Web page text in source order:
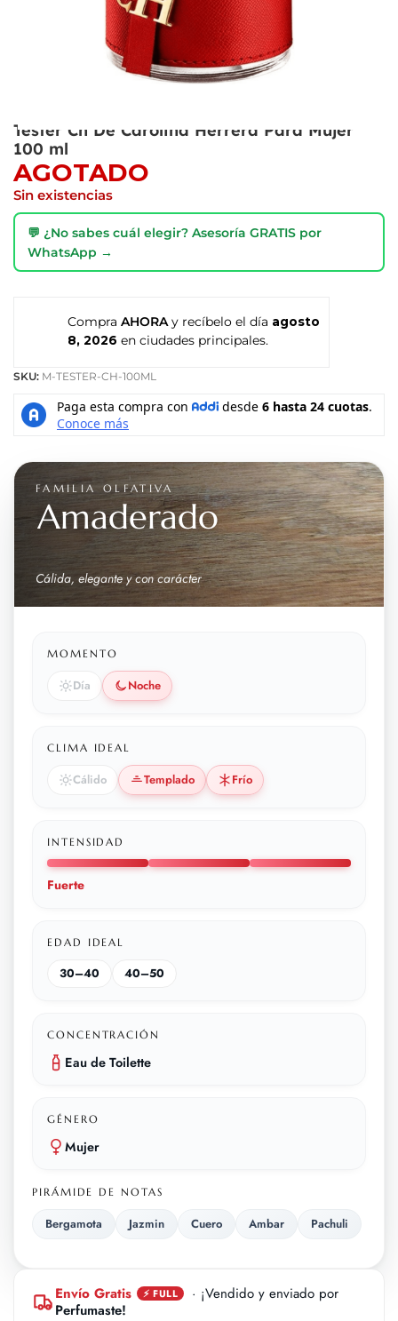
Tester Ch De Carolina Herrera Para Mujer
100 ml
AGOTADO
Sin existencias
💬 ¿No sabes cuál elegir? Asesoría GRATIS por
WhatsApp →
Compra AHORA y recíbelo el día agosto
8, 2026 en ciudades principales.
SKU: M-TESTER-CH-100ML
FAMILIA OLFATIVA
Amaderado
Cálida, elegante y con carácter
MOMENTO
Día Noche
CLIMA IDEAL
Cálido Templado Frío
INTENSIDAD
Fuerte
EDAD IDEAL
30–40 40–50
CONCENTRACIÓN
Eau de Toilette
GÉNERO
Mujer
PIRÁMIDE DE NOTAS
Bergamota Jazmin Cuero Ambar Pachuli
Envío Gratis ⚡ FULL
· ¡Vendido y enviado por
Perfumaste!